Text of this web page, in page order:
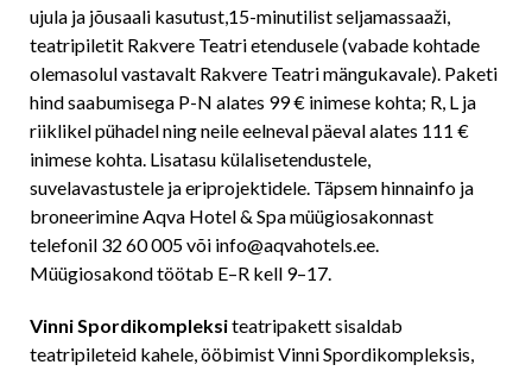
ujula ja jõusaali kasutust,15-minutilist seljamassaaži,
teatripiletit Rakvere Teatri etendusele (vabade kohtade
olemasolul vastavalt Rakvere Teatri mängukavale). Paketi
hind saabumisega P-N alates 99 € inimese kohta; R, L ja
riiklikel pühadel ning neile eelneval päeval alates 111 €
inimese kohta. Lisatasu külalisetendustele,
suvelavastustele ja eriprojektidele. Täpsem hinnainfo ja
broneerimine Aqva Hotel & Spa müügiosakonnast
telefonil 32 60 005 või info@aqvahotels.ee.
Müügiosakond töötab E–R kell 9–17.
Vinni Spordikompleksiteatripakett sisaldab
teatripileteid kahele, ööbimist Vinni Spordikompleksis,